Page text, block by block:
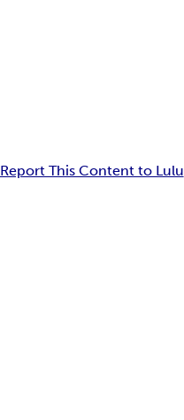
Report This Content to Lulu